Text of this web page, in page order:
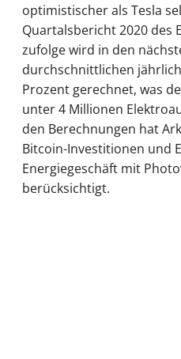
optimistischer als Tesla
Quartalsbericht 2020 des
zufolge wird in den
durchschnittlichen
Prozent gerechnet, was
unter 4 Millionen
den Berechnungen hat
Bitcoin-Investitionen und
Energiegeschäft mit
berücksichtigt.